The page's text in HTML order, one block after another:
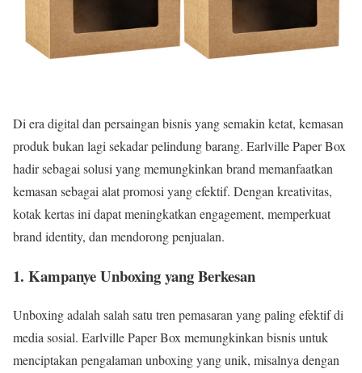
Di era digital dan persaingan bisnis yang semakin ketat, kemasan
produk bukan lagi sekadar pelindung barang. Earlville Paper Box
hadir sebagai solusi yang memungkinkan brand memanfaatkan
kemasan sebagai alat promosi yang efektif. Dengan kreativitas,
kotak kertas ini dapat meningkatkan engagement, memperkuat
brand identity, dan mendorong penjualan.
1. Kampanye Unboxing yang Berkesan
Unboxing adalah salah satu tren pemasaran yang paling efektif di
media sosial. Earlville Paper Box memungkinkan bisnis untuk
menciptakan pengalaman unboxing yang unik, misalnya dengan